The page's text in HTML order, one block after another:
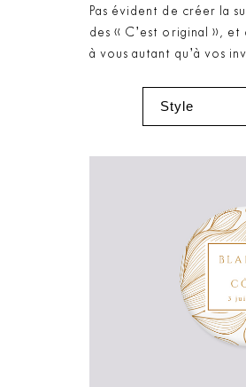
Pas évident de créer la
des « C’est original », et
à vous autant qu’à vos